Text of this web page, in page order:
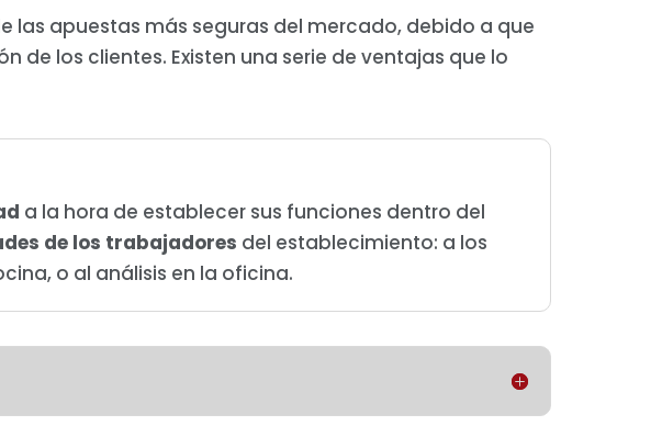
las apuestas más seguras del mercado, debido a que
los clientes. Existen una serie de ventajas que lo
a la hora de establecer sus funciones dentro del
de los trabajadores del establecimiento: a los
o al análisis en la oficina.